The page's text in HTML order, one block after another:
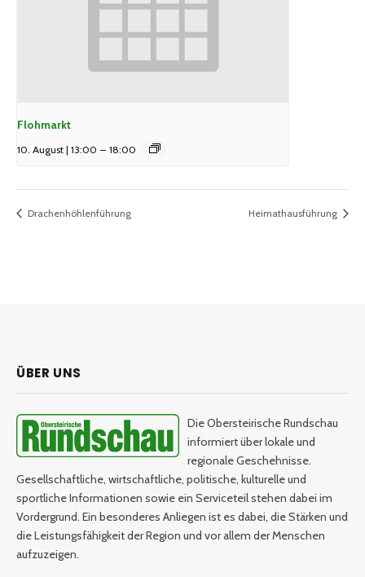
Flohmarkt
10. August | 13:00 – 18:00
Drachenhöhlenführung Heimathausführung
ÜBER UNS
Die Obersteirische Rundschau
informiert über lokale und
regionale Geschehnisse.
Gesellschaftliche, wirtschaftliche, politische, kulturelle und
sportliche Informationen sowie ein Serviceteil stehen dabei im
Vordergrund. Ein besonderes Anliegen ist es dabei, die Stärken und
die Leistungsfähigkeit der Region und vor allem der Menschen
aufzuzeigen.